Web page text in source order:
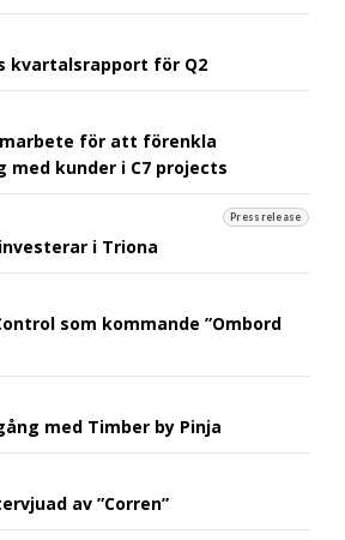
kvartalsrapport för Q2
för att förenkla
kunder i C7 projects
Pressrelease
i Triona
som kommande ”Ombord
med Timber by Pinja
av ”Corren”